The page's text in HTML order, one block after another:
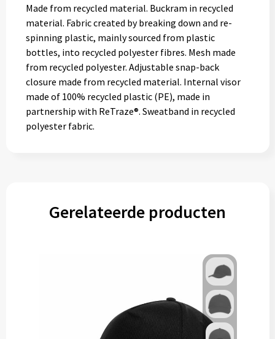
Made from recycled material. Buckram in recycled
material. Fabric created by breaking down and re-
spinning plastic, mainly sourced from plastic
bottles, into recycled polyester fibres. Mesh made
from recycled polyester. Adjustable snap-back
closure made from recycled material. Internal visor
made of 100% recycled plastic (PE), made in
partnership with ReTraze®. Sweatband in recycled
polyester fabric.
Gerelateerde producten